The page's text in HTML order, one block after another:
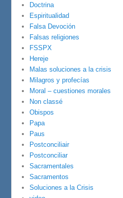
Doctrina
Espiritualidad
Falsa Devoción
Falsas religiones
FSSPX
Hereje
Malas soluciones a la crisis
Milagros y profecías
Moral – cuestiones morales
Non classé
Obispos
Papa
Paus
Postconciliair
Postconciliar
Sacramentales
Sacramentos
Soluciones a la Crisis